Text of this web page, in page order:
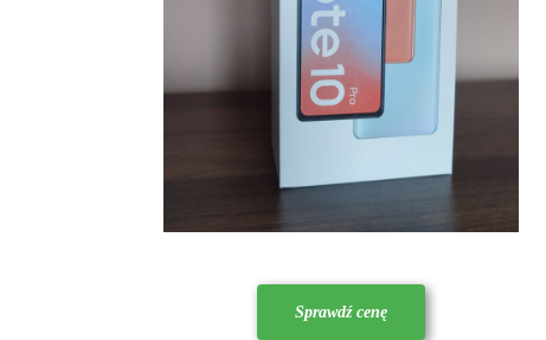
Sprawdź cenę